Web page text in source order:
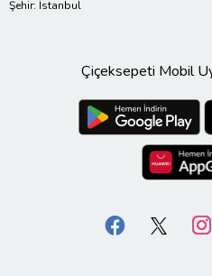
Şehir: İstanbul
Çiçeksepeti Mobil